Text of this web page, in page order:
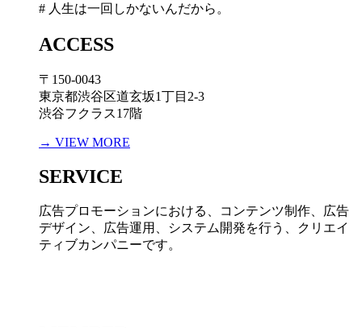
# 人生は一回しかないんだから。
ACCESS
〒150-0043
東京都渋谷区道玄坂1丁目2-3
渋谷フクラス17階
→ VIEW MORE
SERVICE
広告プロモーションにおける、コンテンツ制作、広告
デザイン、広告運用、システム開発を行う、
クリエイ
ティブカンパニーです。